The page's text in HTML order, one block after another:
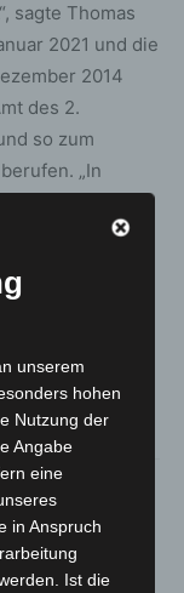
sagte Thomas
2021 und die
2014
des 2.
so zum
„In
Ajrumow
darüber
unserem
hohen
Nutzung der
Angabe
eine
in Anspruch
Ist die